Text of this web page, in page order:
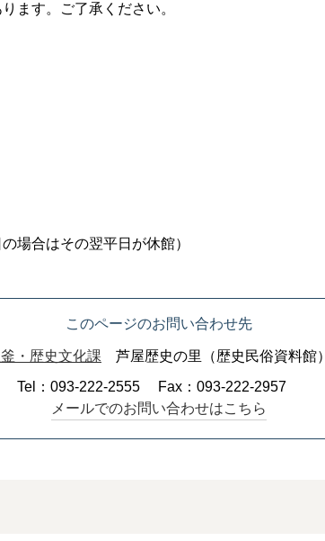
ます。ご了承ください。
場合はその翌平日が休館）
このページのお問い合わせ先
・歴史文化課
芦屋歴史の里（歴史民俗資料館）
Tel：093-222-2555
Fax：093-222-2957
メールでのお問い合わせはこちら